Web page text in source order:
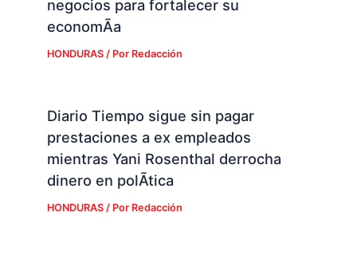
negocios para fortalecer su
economÃ­a
HONDURAS/ Por Redacción
Diario Tiempo sigue sin pagar
prestaciones a ex empleados
mientras Yani Rosenthal derrocha
dinero en polÃ­tica
HONDURAS/ Por Redacción